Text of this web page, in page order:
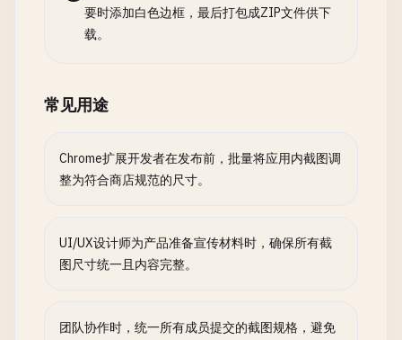
要时添加白色边框，最后打包成ZIP文件供下
载。
常见用途
Chrome扩展开发者在发布前，批量将应用内截图调
整为符合商店规范的尺寸。
UI/UX设计师为产品准备宣传材料时，确保所有截
图尺寸统一且内容完整。
团队协作时，统一所有成员提交的截图规格，避免